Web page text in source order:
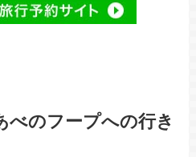
べのフープへの行き